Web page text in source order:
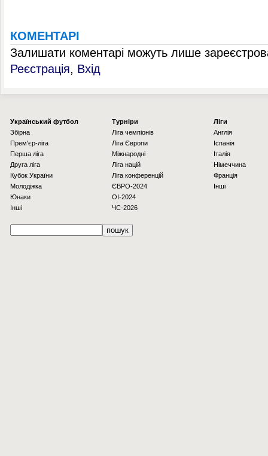
КОМЕНТАРІ
Залишати коментарі можуть лише
Реєстрація, Вхід
Українcький футбол
Збірна
Прем'єр-ліга
Перша ліга
Друга ліга
Кубок України
Молодіжка
Юнаки
Інші
Турніри
Ліга чемпіонів
Ліга Європи
Міжнародні
Ліга націй
Ліга конференцій
ЄВРО-2024
OI-2024
ЧС-2026
Ліги
Англія
Іспанія
Італія
Німеччина
Франція
Інші